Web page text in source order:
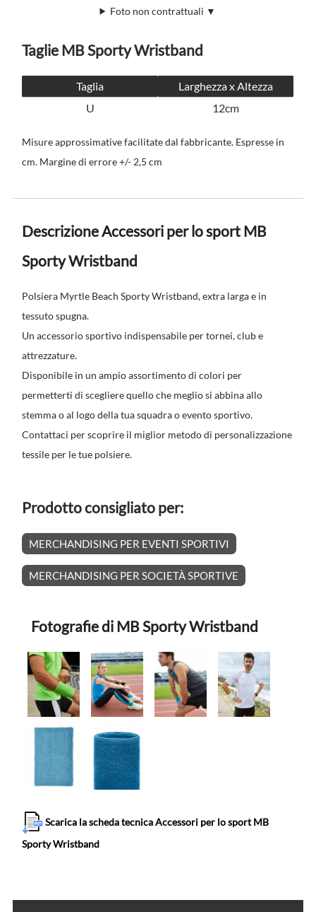
Foto non contrattuali ▼
Taglie MB Sporty Wristband
Taglia
Larghezza x Altezza
U
12cm
Misure approssimative facilitate dal fabbricante. Espresse in
cm. Margine di errore +/- 2,5 cm
Descrizione Accessori per lo sport MB
Sporty Wristband
Polsiera Myrtle Beach Sporty Wristband, extra larga e in
tessuto spugna.
Un accessorio sportivo indispensabile per tornei, club e
attrezzature.
Disponibile in un ampio assortimento di colori per
permetterti di scegliere quello che meglio si abbina allo
stemma o al logo della tua squadra o evento sportivo.
Contattaci per scoprire il miglior metodo di personalizzazione
tessile per le tue polsiere.
Prodotto consigliato per:
MERCHANDISING PER EVENTI SPORTIVI
MERCHANDISING PER SOCIETÀ SPORTIVE
Fotografie di MB Sporty Wristband
Scarica la scheda tecnica Accessori per lo sport MB
Sporty Wristband